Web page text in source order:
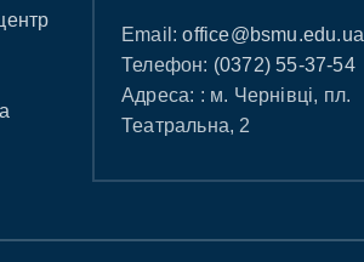
Email:office@bsmu.edu.ua
Телефон: (0372) 55-37-54
Адреса: : м. Чернівці, пл.
Театральна, 2